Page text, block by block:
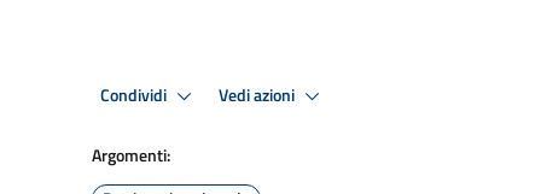
Condividi Vedi azioni
Argomenti: